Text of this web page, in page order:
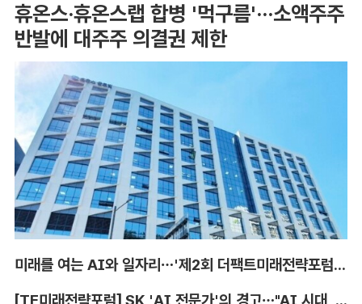
휴온스·휴온스랩 합병 '먹구름'···소액주주
반발에 대주주 의결권 제한
미래를 여는 AI와 일자리…'제2회 더팩트미래전략포럼' 참가 신청